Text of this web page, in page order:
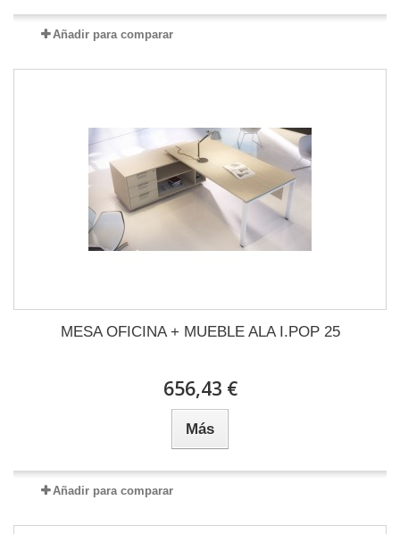
Añadir para comparar
MESA OFICINA + MUEBLE ALA I.POP 25
656,43 €
Más
Añadir para comparar